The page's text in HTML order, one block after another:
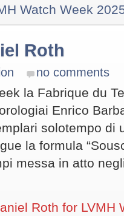
Watch Week
Roth
no comments
la Fabrique du
Enrico
solotempo di
la formula
messa in atto
Roth for LVMH